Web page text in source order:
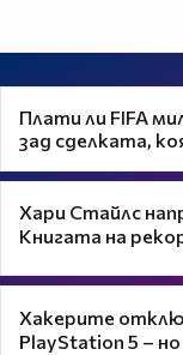
Плати ли FIFA
зад сделката,
Хари Стайлс
Книгата на
Хакерите
PlayStation 5 –